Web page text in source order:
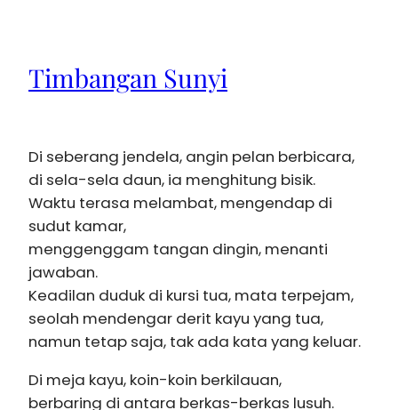
Timbangan Sunyi
Di seberang jendela, angin pelan berbicara,
di sela-sela daun, ia menghitung bisik.
Waktu terasa melambat, mengendap di
sudut kamar,
menggenggam tangan dingin, menanti
jawaban.
Keadilan duduk di kursi tua, mata terpejam,
seolah mendengar derit kayu yang tua,
namun tetap saja, tak ada kata yang keluar.
Di meja kayu, koin-koin berkilauan,
berbaring di antara berkas-berkas lusuh.